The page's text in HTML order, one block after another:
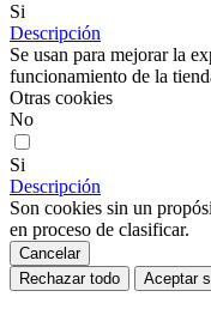
Si
Descripción
Se usan para mejorar la
funcionamiento de la
Otras cookies
No
Si
Descripción
Son cookies sin un
en proceso de clasificar.
Cancelar
Rechazar todo
Aceptar